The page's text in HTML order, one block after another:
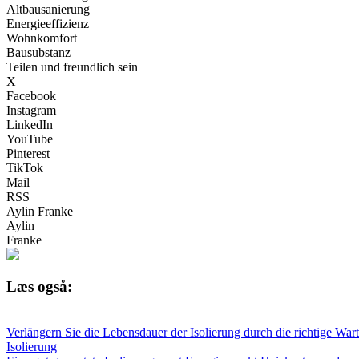
Altbausanierung
Energieeffizienz
Wohnkomfort
Bausubstanz
Teilen und freundlich sein
X
Facebook
Instagram
LinkedIn
YouTube
Pinterest
TikTok
Mail
RSS
Aylin Franke
Aylin
Franke
Læs også:
Verlängern Sie die Lebensdauer der Isolierung durch die richtige
Isolierung